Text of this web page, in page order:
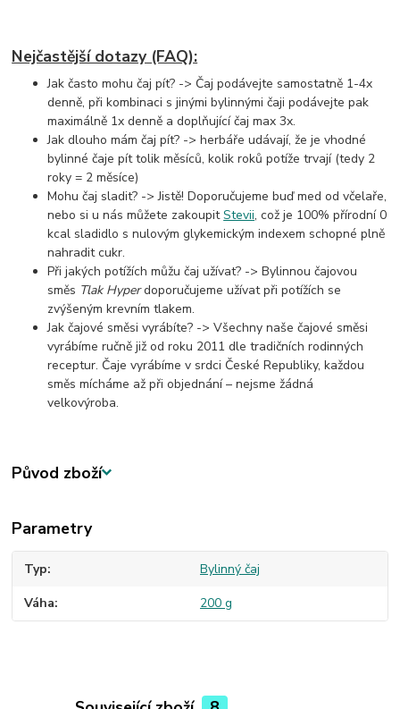
Nejčastější dotazy (FAQ):
Jak často mohu čaj pít? -> Čaj podávejte samostatně 1-4x
denně, při kombinaci s jinými bylinnými čajipodávejte pak
maximálně 1x denně a doplňující čaj max 3x.
Jak dlouho mám čaj pít? -> herbáře udávají, že je vhodné
bylinné čaje pít tolik měsíců, kolik roků potíže trvají (tedy 2
roky = 2 měsíce)
Mohu čaj sladit? -> Jistě! Doporučujeme buď med od včelaře,
nebo si u nás můžete zakoupitStevii, což je 100% přírodní 0
kcal sladidlo s nulovým glykemickým indexem schopné plně
nahradit cukr.
Při jakých potížích můžu čaj užívat? -> Bylinnou čajovou
směs Tlak Hyperdoporučujeme užívat při potížích se
zvýšeným krevním tlakem.
Jak čajové směsi vyrábíte? -> Všechny naše čajové směsi
vyrábíme ručně již od roku 2011 dle tradičních rodinných
receptur. Čaje vyrábíme v srdci České Republiky, každou
směs mícháme až při objednání – nejsme žádná
velkovýroba.
Původ zboží
Parametry
Typ Bylinný čaj
Váha 200 g